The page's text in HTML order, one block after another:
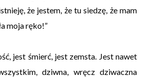
że jestem, że tu siedzę, że mam
moja ręko!”
jest śmierć, jest zemsta. Jest nawet
dziwna, wręcz dziwaczna